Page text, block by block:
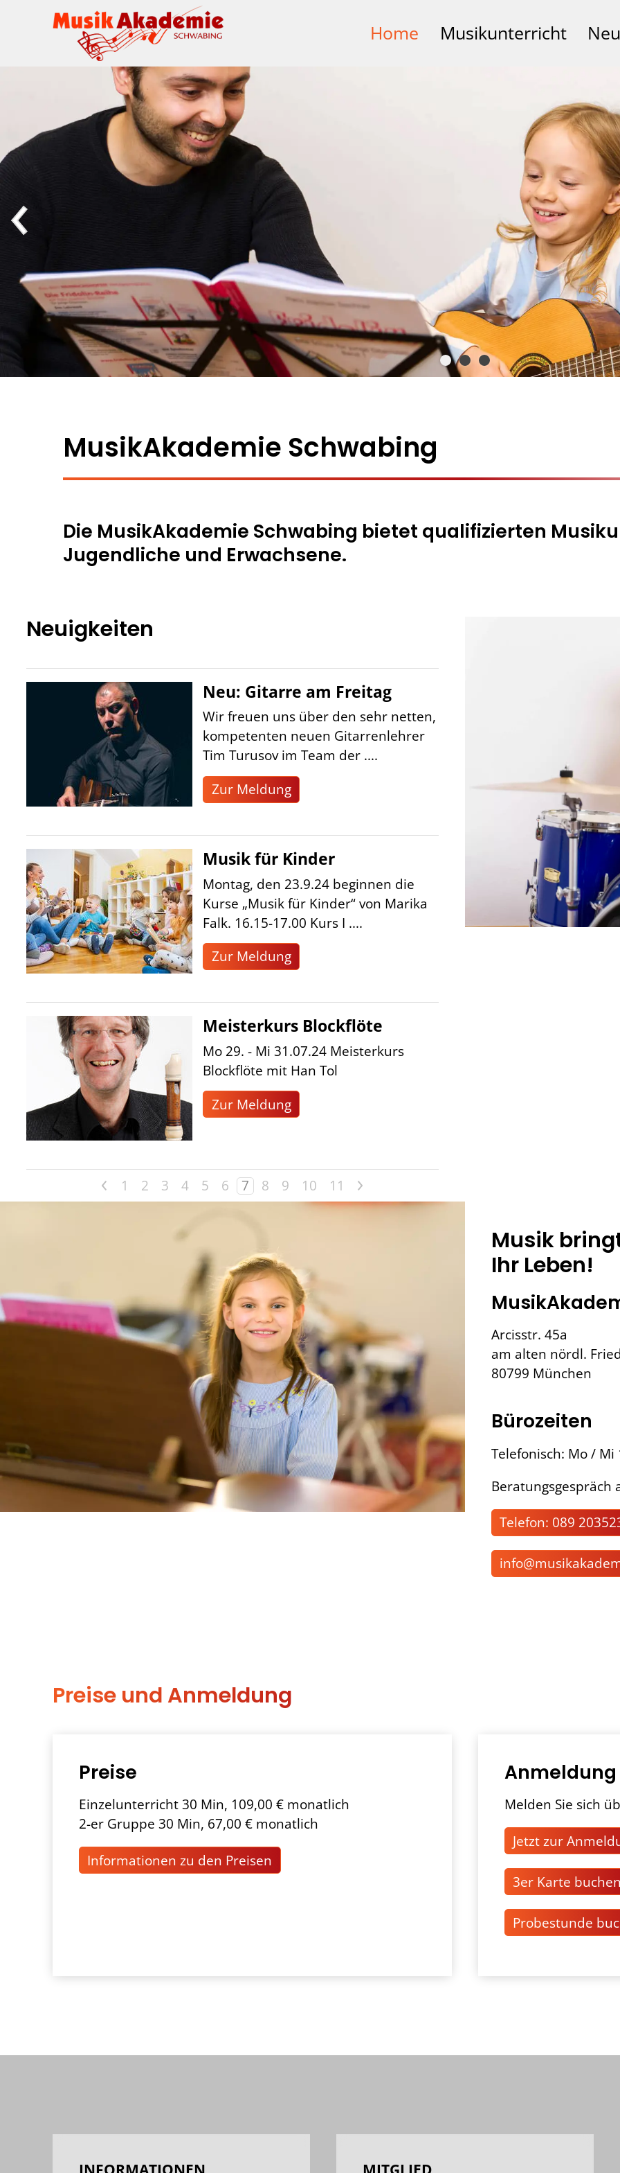
Home Musikunterricht
MusikAkademie Schwabing
Die MusikAkademie Schwabing bietet qualifizierten
Jugendliche und Erwachsene.
Neuigkeiten
Neu: Gitarre am Freitag
Wir freuen uns über den sehr netten,
kompetenten neuen Gitarrenlehrer
Tim Turusov im Team der ....
Zur Meldung
Musik für Kinder
Montag, den 23.9.24 beginnen die
Kurse „Musik für Kinder“ von Marika
Falk. 16.15-17.00 Kurs I ....
Zur Meldung
Meisterkurs Blockflöte
Mo 29. - Mi 31.07.24 Meisterkurs
Blockflöte mit Han Tol
Zur Meldung
< 1 2 3 4 5 6 7 8 9 10 11 >
Musik
Ihr Leben!
Arcisstr. 45a
am alten nördl.
80799 München
Bürozeiten
Telefonisch: Mo / Mi
Beratungsgespräch
Telefon: 089
nf m s k k d
Preise und Anmeldung
Preise
Einzelunterricht 30 Min, 109,00 € monatlich
2-er Gruppe 30 Min, 67,00 € monatlich
Informationen zu den Preisen
Anmeldung
Melden Sie sich
Jetzt zur
3er Karte buchen
Probestunde